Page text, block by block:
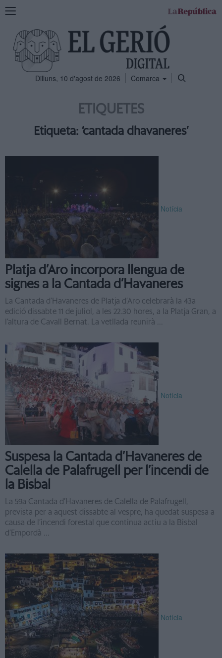
Mostra
navegació
Dilluns, 10 d'agost de 2026 Comarca
ETIQUETES
Etiqueta: ‘cantada dhavaneres’
Notícia
Platja d’Aro incorpora llengua de
signes a la Cantada d’Havaneres
La Cantada d’Havaneres de Platja d’Aro celebrarà la 43a
edició dissabte 11 de juliol, a les 22.30 hores, a la Platja Gran, a
l’altura de Cavall Bernat. La vetllada reunirà ...
Notícia
Suspesa la Cantada d’Havaneres de
Calella de Palafrugell per l’incendi de
la Bisbal
La 59a Cantada d’Havaneres de Calella de Palafrugell,
prevista per a aquest dissabte al vespre, ha quedat suspesa a
causa de l’incendi forestal que continua actiu a la Bisbal
d’Empordà ...
Notícia